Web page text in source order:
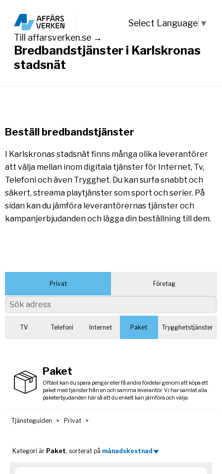
Bredbandstjänster i Karlskronas
stadsnät
Select Language ▼
Till affarsverken.se →
Beställ bredbandstjänster
I Karlskronas stadsnät finns många olika leverantörer
att välja mellan inom digitala tjänster för Internet, Tv,
Telefoni och även Trygghet. Du kan surfa snabbt och
säkert, streama playtjänster som sport och serier. På
sidan kan du jämföra leverantörernas tjänster och
kampanjerbjudanden och lägga din beställning till dem.
Privat Företag
TV Telefoni Internet Paket Trygghetstjänster
Paket
Oftast kan du spara pengar eller få andra fördelar genom att köpa ett
paket med tjänster från en och samma leverantör. Vi har samlat alla
paketerbjudanden här så att du enkelt kan jämföra och välja.
Tjänsteguiden Privat
Kategori är Paket, sorterat på månadskostnad